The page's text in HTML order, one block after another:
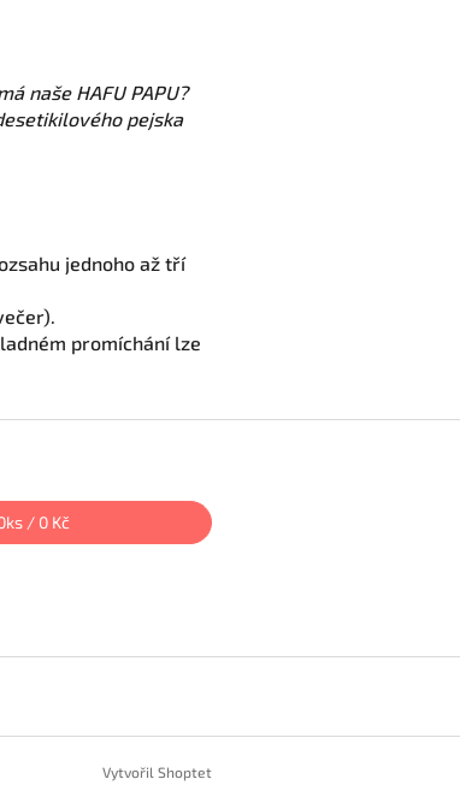
naše HAFU PAPU?
pejska
jednoho až tří
(ráno-večer).
promíchání lze
ks / 0 Kč
Vytvořil Shoptet